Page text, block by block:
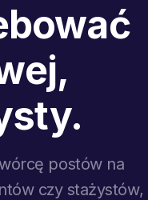
postów na
czy stażystów,